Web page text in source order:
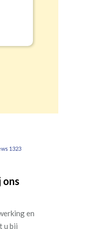
1323
en
u bij